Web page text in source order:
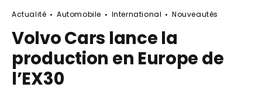
Actualité Automobile International Nouveautés
Volvo Cars lance la
production en Europe de
l’EX30